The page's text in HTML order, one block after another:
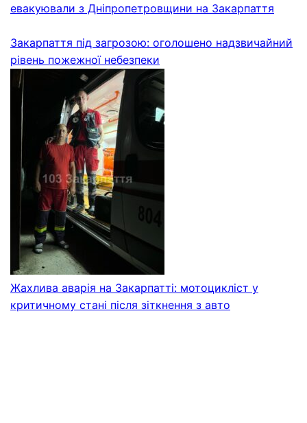
евакуювали з Дніпропетровщини на Закарпаття
Закарпаття під загрозою: оголошено надзвичайний
рівень пожежної небезпеки
Жахлива аварія на Закарпатті: мотоцикліст у
критичному стані після зіткнення з авто